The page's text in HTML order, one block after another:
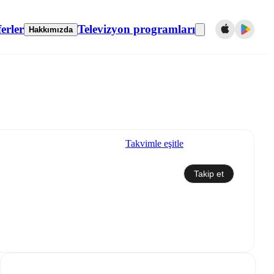
Hakkımızda Televizyon programları
Takvimle eşitle
Takip et